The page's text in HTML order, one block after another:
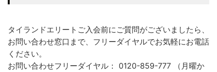
タイランドエリートご入会前にご質問がございましたら、
お問い合わせ窓口まで、フリーダイヤルでお気軽にお電話
ください。
お問い合わせフリーダイヤル： 0120-859-777 （月曜か